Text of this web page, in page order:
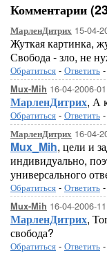
Комментарии
МарленДитрих 15-04-
Жуткая картинка,
Свобода - зло, не
Обратиться - Ответить -
Mux-Mih 16-04-2006-
МарленДитрих, А
Обратиться - Ответить -
МарленДитрих 16-04-
Mux_Mih, цели и
индивидуально,
универсального
Обратиться - Ответить -
Mux-Mih 16-04-2006-
МарленДитрих,
свобода?
Обратиться - Ответить -